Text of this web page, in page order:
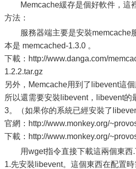
Memcache緩存是個好軟件，這
方法：
服務器端主要是安裝memcache
本是 memcached-1.3.0 。
下載：http://www.danga.com/
1.2.2.tar.gz
另外，Memcache用到了libevent這
所以還需要安裝libevent，libevent的
3。（如果你的系統已經安裝了
官網：http://www.monkey.org/
下載：http://www.monkey.org/
用wget指令直接下載這兩個東西.
1.先安裝libevent。這個東西在配置